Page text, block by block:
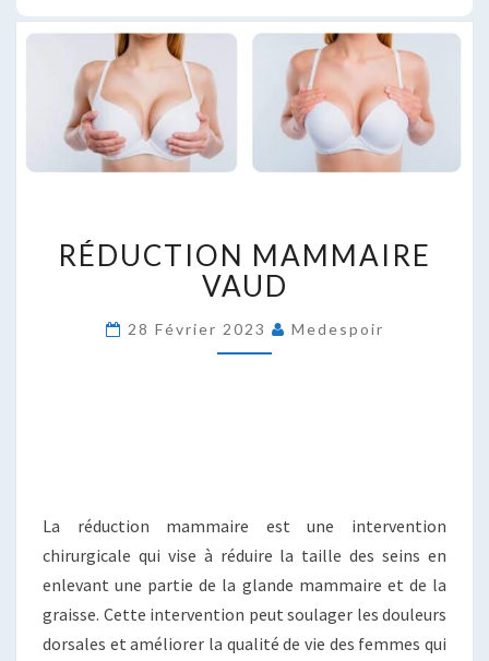
MAMMAIRE
VAUD
RÉDUCTION MAMMAIRE
VAUD
28 Février 2023 Medespoir
La réduction mammaire est une intervention
chirurgicale qui vise à réduire la taille des seins en
enlevant une partie de la glande mammaire et de la
graisse. Cette intervention peut soulager les douleurs
dorsales et améliorer la qualité de vie des femmes qui